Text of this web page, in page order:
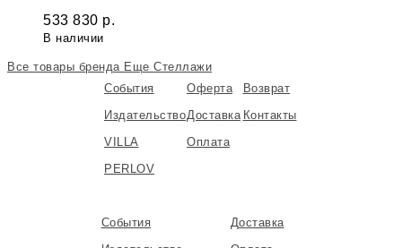
533 830 р.
В наличии
Все товары бренда Еще Стеллажи
События
Издательство
VILLA
PERLOV
Оферта
Доставка
Оплата
Возврат
Контакты
События
Доставка